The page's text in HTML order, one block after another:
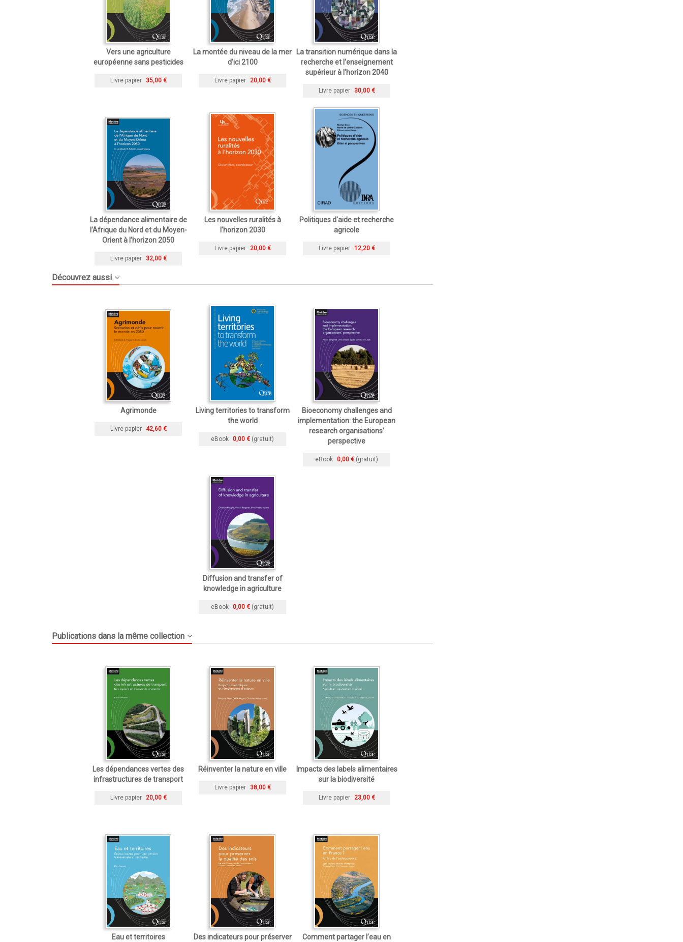
Vers une agriculture
européenne sans pesticides
Livre papier 35,00 €
La montée du niveau de la mer
d'ici 2100
Livre papier 20,00 €
La transition numérique dans la
recherche et l'enseignement
supérieur à l'horizon 2040
Livre papier 30,00 €
La dépendance alimentaire de
l’Afrique du Nord et du Moyen-
Orient à l’horizon 2050
Livre papier 32,00 €
Les nouvelles ruralités à
l'horizon 2030
Livre papier 20,00 €
Politiques d'aide et recherche
agricole
Livre papier 12,20 €
Découvrez aussi
Agrimonde
Livre papier 42,60 €
Living territories to transform
the world
eBook 0,00 € (gratuit)
Bioeconomy challenges and
implementation: the European
research organisations’
perspective
eBook 0,00 € (gratuit)
Diffusion and transfer of
knowledge in agriculture
eBook 0,00 € (gratuit)
Publications dans la même collection
Les dépendances vertes des
infrastructures de transport
Livre papier 20,00 €
Réinventer la nature en ville
Livre papier 38,00 €
Impacts des labels alimentaires
sur la biodiversité
Livre papier 23,00 €
Eau et territoires Des indicateurs pour préserver Comment partager l’eau en